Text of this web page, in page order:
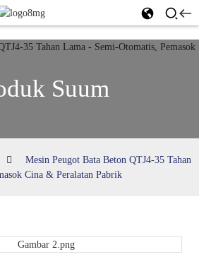
Suum
Mesin Peugot Bata Beton QTJ4-35 Tahan
Cina & Peralatan Pabrik